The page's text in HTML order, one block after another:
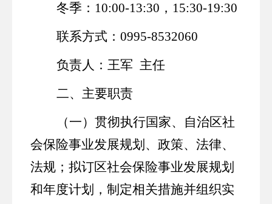
冬季： 10:00-13:30，15:30-19:30
联系方式： 0995-8532060
负责人：王军 主任
二、主要职责
（一）贯彻执行国家、自治区社
会保险事业发展规划、政策、法律、
法规；拟订区社会保险事业发展规划
和年度计划，制定相关措施并组织实